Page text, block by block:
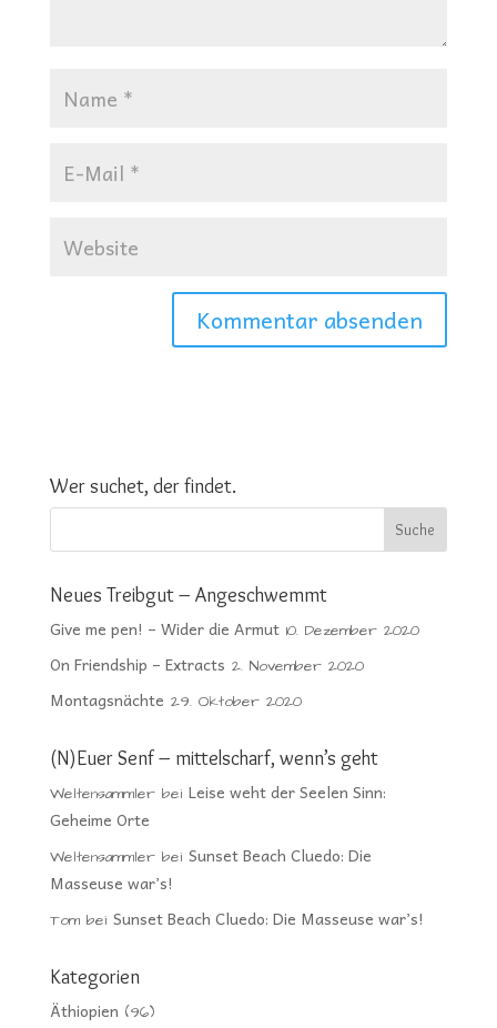
Wer suchet, der findet.
Neues Treibgut – Angeschwemmt
Give me pen! – Wider die Armut 10. Dezember 2020
On Friendship – Extracts 2. November 2020
Montagsnächte 29. Oktober 2020
(N)Euer Senf – mittelscharf, wenn’s geht
Weltensammlerbei Leise weht der Seelen Sinn:
Geheime Orte
Weltensammlerbei Sunset Beach Cluedo: Die
Masseuse war’s!
Tombei Sunset Beach Cluedo: Die Masseuse war’s!
Kategorien
Äthiopien (96)